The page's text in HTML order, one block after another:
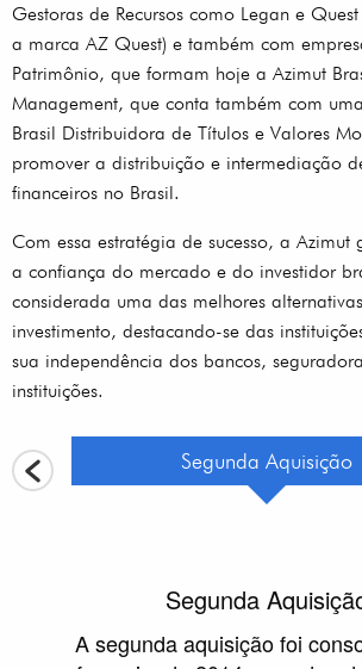
Gestoras de Recursos como Legan e
a marca AZ Quest) e também com
Patrimônio, que formam hoje a Azimut
Management, que conta também com
Brasil Distribuidora de Títulos e Valores
promover a distribuição e intermediação
financeiros no Brasil.
Com essa estratégia de sucesso, a Azimut
a confiança do mercado e do investidor
considerada uma das melhores
investimento, destacando-se das
sua independência dos bancos,
instituições.
Segunda Aquisição
Segunda
A segunda aquisição foi